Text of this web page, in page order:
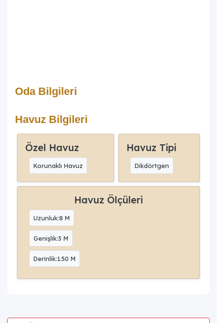
Oda Bilgileri
Havuz Bilgileri
Özel Havuz
Korunaklı Havuz
Havuz Tipi
Dikdörtgen
Havuz Ölçüleri
Uzunluk:8 M
Genişlik:3 M
Derinlik:1.50 M